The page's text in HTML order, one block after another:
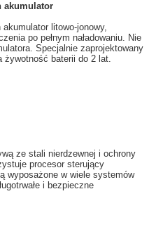
akumulator
akumulator litowo-jonowy,
po pełnym naładowaniu. Nie
. Specjalnie zaprojektowany
żywotność baterii do 2 lat.
ze stali nierdzewnej i ochrony
procesor sterujący
wyposażone w wiele systemów
i bezpieczne